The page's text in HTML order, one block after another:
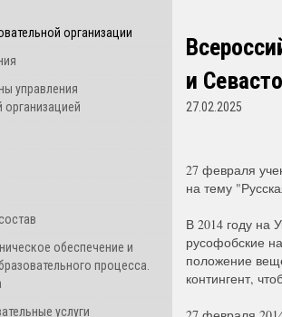
организации
управления
организацией
обеспечение и
процесса.
услуги
и
27.02.2025
27 февраля
на тему
В 2014 году на
русофобские
положение
контингент,